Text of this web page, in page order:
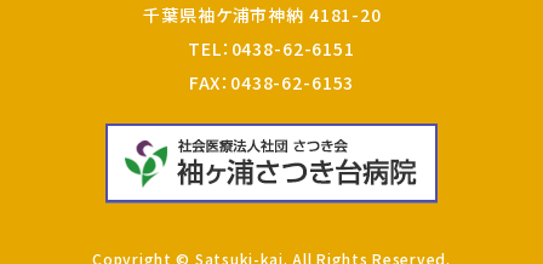
千葉県袖ケ浦市神納 4181-20
TEL： 0438-62-6151
FAX：0438-62-6153
Copyright © Satsuki-kai. All Rights Reserved.